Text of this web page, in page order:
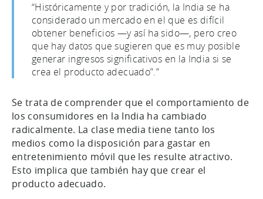
“Históricamente y por tradición, la India se ha
considerado un mercado en el que es difícil
obtener beneficios —y así ha sido—, pero creo
que hay datos que sugieren que es muy posible
generar ingresos significativos en la India si se
crea el producto adecuado”.”
Se trata de comprender que el comportamiento de
los consumidores en la India ha cambiado
radicalmente. La clase media tiene tanto los
medios como la disposición para gastar en
entretenimiento móvil que les resulte atractivo.
Esto implica que también hay que crear el
producto adecuado.